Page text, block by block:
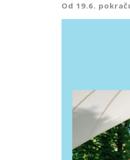
Od 19.6.